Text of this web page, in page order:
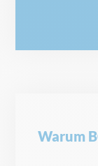
Warum